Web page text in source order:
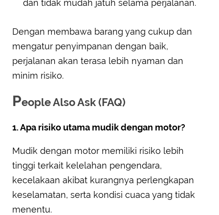
dan tidak mudah jatuh selama perjalanan.
Dengan membawa barang yang cukup dan
mengatur penyimpanan dengan baik,
perjalanan akan terasa lebih nyaman dan
minim risiko.
People Also Ask (FAQ)
1. Apa risiko utama mudik dengan motor?
Mudik dengan motor memiliki risiko lebih
tinggi terkait kelelahan pengendara,
kecelakaan akibat kurangnya perlengkapan
keselamatan, serta kondisi cuaca yang tidak
menentu.